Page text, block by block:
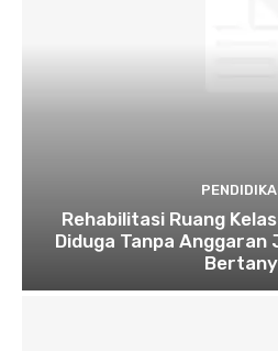
Rehabilitasi Ruang
Diduga Tanpa Anggaran